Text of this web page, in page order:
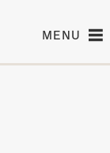
MENU